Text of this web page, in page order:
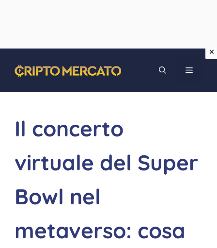
contenuto
MENU
Il concerto
virtuale del Super
Bowl nel
metaverso: cosa